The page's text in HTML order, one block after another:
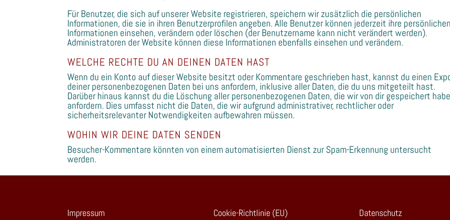
Für Benutzer, die sich auf unserer Website registrieren, speichern wir zusätzlich die persönlichen
Informationen, die sie in ihren Benutzerprofilen angeben. Alle Benutzer können jederzeit ihre persönlichen
Informationen einsehen, verändern oder löschen (der Benutzername kann nicht verändert werden).
Administratoren der Website können diese Informationen ebenfalls einsehen und verändern.
WELCHE RECHTE DU AN DEINEN DATEN HAST
Wenn du ein Konto auf dieser Website besitzt oder Kommentare geschrieben hast, kannst du einen
deiner personenbezogenen Daten bei uns anfordern, inklusive aller Daten, die du uns mitgeteilt hast.
Darüber hinaus kannst du die Löschung aller personenbezogenen Daten, die wir von dir gespeichert
anfordern. Dies umfasst nicht die Daten, die wir aufgrund administrativer, rechtlicher oder
sicherheitsrelevanter Notwendigkeiten aufbewahren müssen.
WOHIN WIR DEINE DATEN SENDEN
Besucher-Kommentare könnten von einem automatisierten Dienst zur Spam-Erkennung untersucht
werden.
Impressum Cookie-Richtlinie (EU) Datenschutz